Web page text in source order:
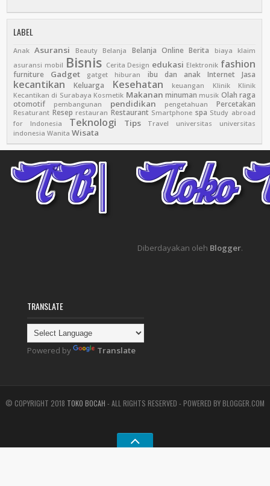
LABEL
Anak Asuransi Beauty Belanja Belanja Online Berita
biaya klaim
asuransi mobil Bisnis Cerita Design edukasi Elektronik fashion
furniture Gadget gatget hiburan ibu dan anak Internet Jasa
kecantikan Keluarga Kesehatan keuangan Klinik
Klinik
Kecantikan di Surabaya Kosmetik Makanan minuman musik Olah raga
otomotif
pembangunan pendidikan pengetahuan Percetakan
Resaturant Resep restauran Restaurant Smartphone spa Study abroad
for Indonesia
Teknologi Tips Travel universitas
universitas
indonesia Wanita Wisata
Diberdayakan oleh Blogger.
TRANSLATE
Powered by Translate
© COPYRIGHT 2018 TOKO BOCAH - ALL RIGHTS RESERVED - POWERED BY BLOGGER.COM